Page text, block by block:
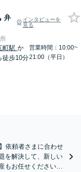
弁
インタビューを
見る
町駅 か
徒歩10分
営業時間：10:00~
21:00（平日）
依頼者さまに合わせ
を解決して、新しい
もお任せください。